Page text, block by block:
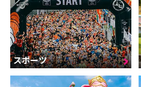
スポーツ